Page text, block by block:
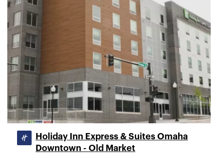
Holiday Inn Express & Suites Omaha
Downtown - Old Market